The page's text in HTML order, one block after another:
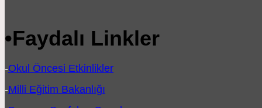
•Faydalı Linkler
-Okul Öncesi Etkinlikler
-Milli Eğitim Bakanlığı